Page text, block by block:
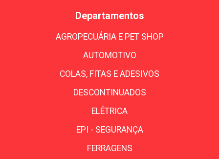
Departamentos
AGROPECUÁRIA E PET SHOP
AUTOMOTIVO
COLAS, FITAS E ADESIVOS
DESCONTINUADOS
ELÉTRICA
EPI - SEGURANÇA
FERRAGENS